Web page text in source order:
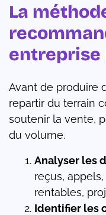
La
entreprise
Avant de produire
repartir du terrain
soutenir la vente,
du volume.
Analyser les
reçus,
rentables,
Identifier les